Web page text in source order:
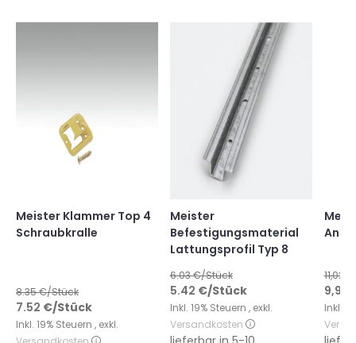
Meister Klammer Top 4
Schraubkralle
8.35€/Stück
7.52 €/Stück
Inkl. 19% Steuern , exkl.
Meister
Befestigungsmaterial
Lattungsprofil Typ 8
6.03€/Stück
5.42 €/Stück
Inkl. 19% Steuern , exkl.
Versandkosten
11,02 €
9,92
Inkl.